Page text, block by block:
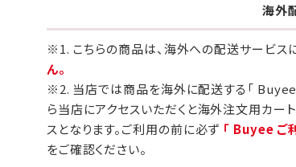
海外
※1. こちらの商品は、海外への配送サービス
ん。
※2. 当店では商品を海外に配送する「 Buyee
ら当店にアクセスいただくと海外注文用カー
スとなります。ご利用の前に必ず 「 Buyee ご
をご確認ください。